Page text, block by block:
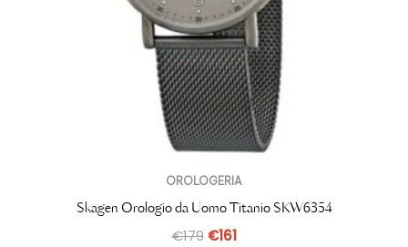
OROLOGERIA
Skagen Orologio da Uomo Titanio SKW6354
€179 €161